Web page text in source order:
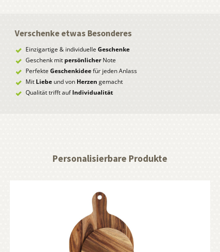
Verschenke etwas Besonderes
Einzigartige & individuelle Geschenke
Geschenk mit persönlicherNote
PerfekteGeschenkideefür jeden Anlass
Mit Liebe und von Herzen gemacht
Qualität trifft aufIndividualität
Personalisierbare Produkte